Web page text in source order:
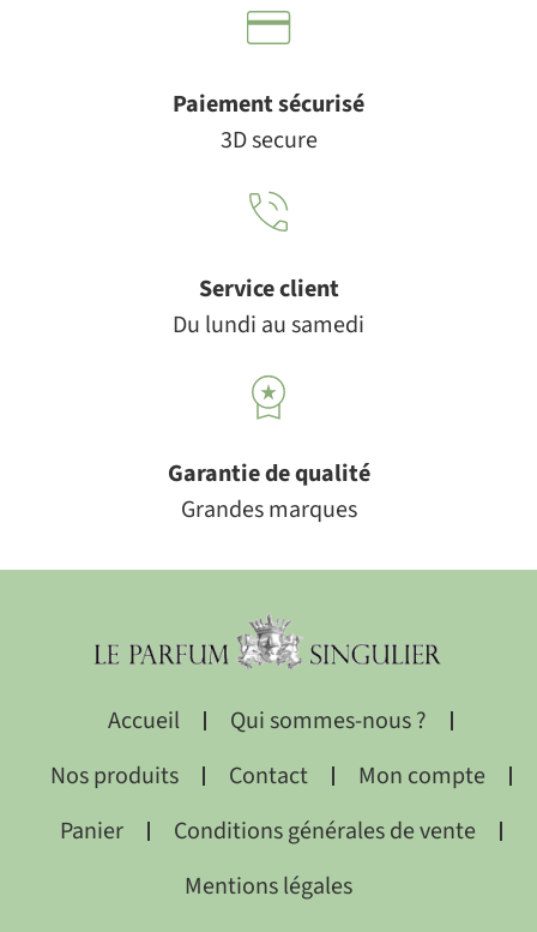
Paiement sécurisé
3D secure
Service client
Du lundi au samedi
Garantie de qualité
Grandes marques
Accueil
Qui sommes-nous ?
Nos produits
Contact
Mon compte
Panier
Conditions générales de vente
Mentions légales